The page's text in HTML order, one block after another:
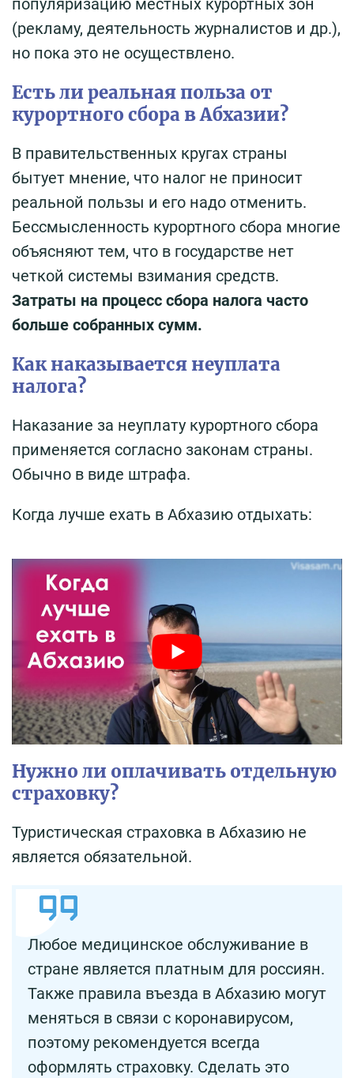
популяризацию местных курортных зон
(рекламу, деятельность журналистов и др.),
но пока это не осуществлено.
Есть ли реальная польза от
курортного сбора в Абхазии?
В правительственных кругах страны
бытует мнение, что налог не приносит
реальной пользы и его надо отменить.
Бессмысленность курортного сбора многие
объясняют тем, что в государстве нет
четкой системы взимания средств.
Затраты на процесс сбора налога часто
больше собранных сумм.
Как наказывается неуплата
налога?
Наказание за неуплату курортного сбора
применяется согласно законам страны.
Обычно в виде штрафа.
Когда лучше ехать в Абхазию отдыхать:
Нужно ли оплачивать отдельную
страховку?
Туристическая страховка в Абхазию не
является обязательной.
Любое медицинское обслуживание в
стране является платным для россиян.
Также правила въезда в Абхазию могут
меняться в связи с коронавирусом,
поэтому рекомендуется всегда
оформлять страховку. Сделать это